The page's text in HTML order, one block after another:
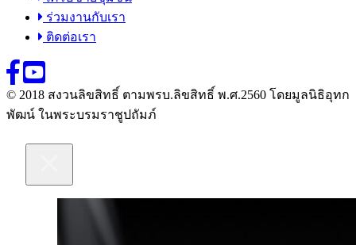
ร่วมงานกับเรา
ติดต่อเรา
© 2018 สงวนลิขสิทธิ์ ตามพรบ.ลิขสิทธิ์ พ.ศ.2560 โดยมูลนิธิอุทก
พัฒน์ ในพระบรมราชูปถัมภ์